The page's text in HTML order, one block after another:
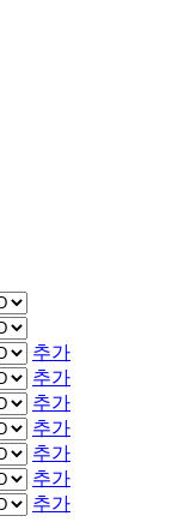
추가
추가
추가
추가
추가
추가
추가